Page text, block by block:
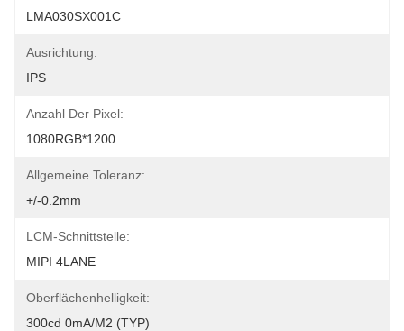
LMA030SX001C
Ausrichtung:
IPS
Anzahl Der Pixel:
1080RGB*1200
Allgemeine Toleranz:
+/-0.2mm
LCM-Schnittstelle:
MIPI 4LANE
Oberflächenhelligkeit:
300cd 0mA/m2 (TYP)